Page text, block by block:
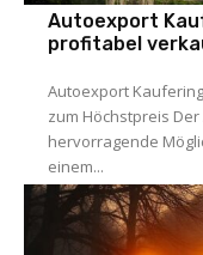
Autoexport
profitabel
Autoexport
zum Höchstpreis
hervorragende
einem...